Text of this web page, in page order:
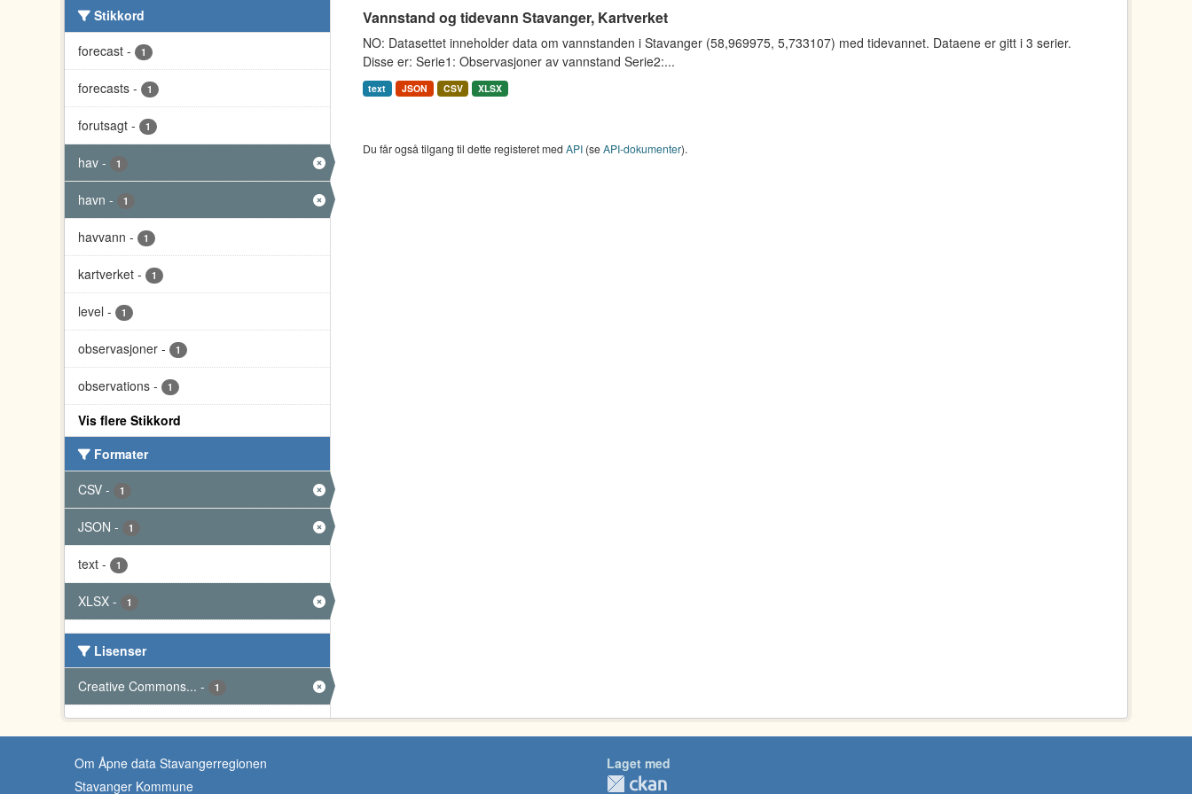
Stikkord
forecast - 1
forecasts - 1
forutsagt - 1
hav - 1
havn - 1
havvann - 1
kartverket - 1
level - 1
observasjoner - 1
observations - 1
Vis flere Stikkord
Formater
CSV - 1
JSON - 1
text - 1
XLSX - 1
Lisenser
Creative Commons... - 1
Vannstand og tidevann Stavanger, Kartverket
NO: Datasettet inneholder data om vannstanden i Stavanger (58,969975, 5,733107) med tidevannet. Dataene er gitt i 3 serier.
Disse er: Serie1: Observasjoner av vannstand Serie2:...
text JSON CSV XLSX
Du får også tilgang til dette registeret med API(seAPI-dokumenter).
Om Åpne data Stavangerregionen
Stavanger Kommune
Laget med